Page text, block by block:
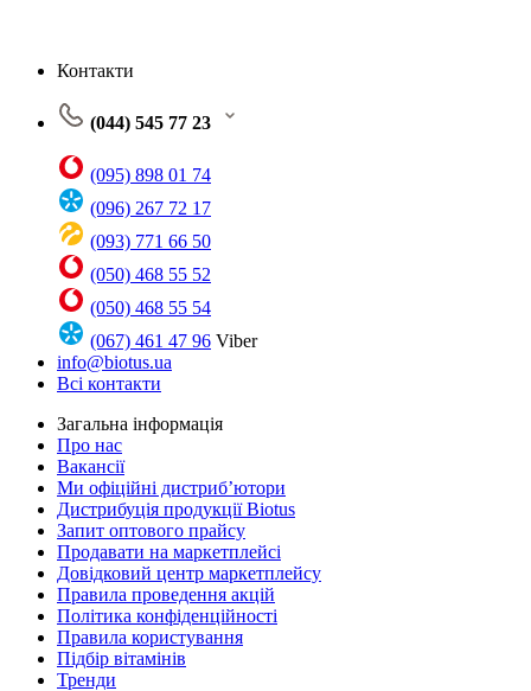
Контакти
(044) 545 77 23
(095) 898 01 74
(096) 267 72 17
(093) 771 66 50
(050) 468 55 52
(050) 468 55 54
(067) 461 47 96 Viber
info@biotus.ua
Всі контакти
Загальна інформація
Про нас
Вакансії
Ми офіційні дистриб’ютори
Дистрибуція продукції Biotus
Запит оптового прайсу
Продавати на маркетплейсі
Довідковий центр маркетплейсу
Правила проведення акцій
Політика конфіденційності
Правила користування
Підбір вітамінів
Тренди